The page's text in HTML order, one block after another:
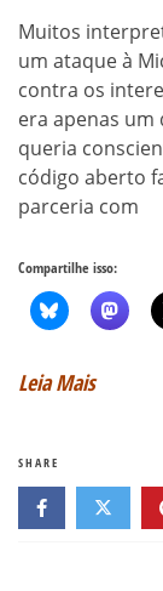
Muitos
um ataque à
contra os
era apenas
queria
código aberto
parceria com
Compartilhe isso:
Leia Mais
SHARE